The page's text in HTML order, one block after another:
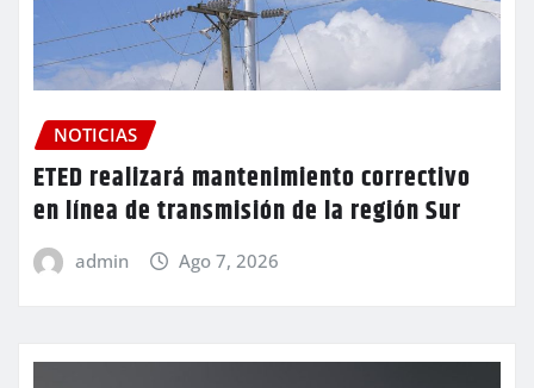
NOTICIAS
ETED realizará mantenimiento correctivo
en línea de transmisión de la región Sur
admin Ago 7, 2026